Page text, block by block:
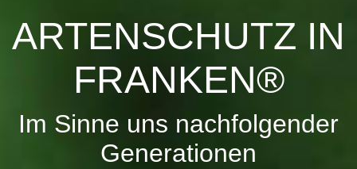
ARTENSCHUTZ IN
FRANKEN®
Im Sinne uns nachfolgender
Generationen